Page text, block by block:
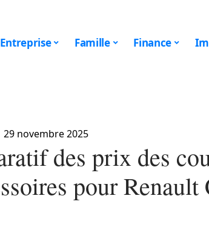
Entreprise Famille Finance
29 novembre 2025
des prix des
pour